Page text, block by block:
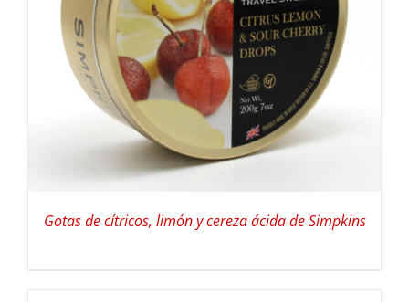
Gotas de cítricos, limón y cereza ácida de Simpkins